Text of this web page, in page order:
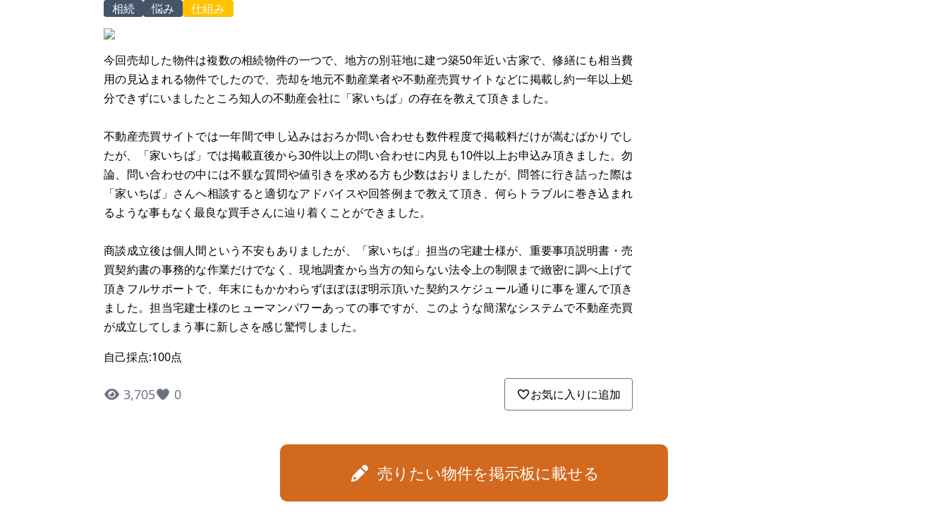
相続 悩み 仕組み
今回売却した物件は複数の相続物件の一つで、地方の別荘地に建つ築50年近い古家で、修繕にも相当費
用の見込まれる物件でしたので、売却を地元不動産業者や不動産売買サイトなどに掲載し約一年以上処
分できずにいましたところ知人の不動産会社に「家いちば」の存在を教えて頂きました。
不動産売買サイトでは一年間で申し込みはおろか問い合わせも数件程度で掲載料だけが嵩むばかりでし
たが、「家いちば」では掲載直後から30件以上の問い合わせに内見も10件以上お申込み頂きました。勿
論、問い合わせの中には不躾な質問や値引きを求める方も少数はおりましたが、問答に行き詰った際は
「家いちば」さんへ相談すると適切なアドバイスや回答例まで教えて頂き、何らトラブルに巻き込まれ
るような事もなく最良な買手さんに辿り着くことができました。
商談成立後は個人間という不安もありましたが、「家いちば」担当の宅建士様が、重要事項説明書・売
買契約書の事務的な作業だけでなく、現地調査から当方の知らない法令上の制限まで緻密に調べ上げて
頂きフルサポートで、年末にもかかわらずほぼほぼ明示頂いた契約スケジュール通りに事を運んで頂き
ました。担当宅建士様のヒューマンパワーあっての事ですが、このような簡潔なシステムで不動産売買
が成立してしまう事に新しさを感じ驚愕しました。
自己採点:100点
3,705 0 お気に入りに追加
売りたい物件を掲示板に載せる